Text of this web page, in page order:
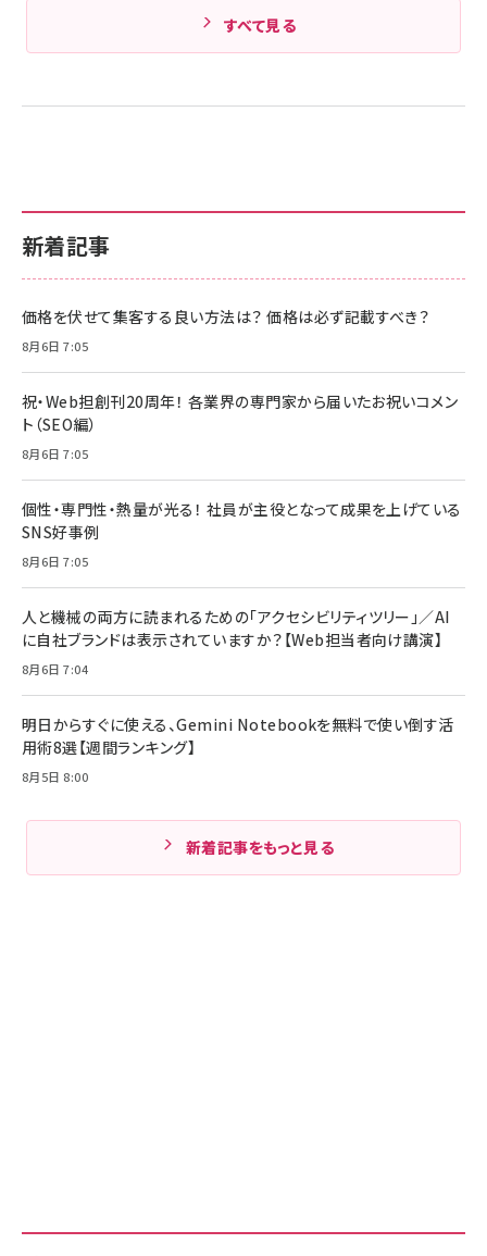
新着記事
価格を伏せて集客する良い方法は？ 価格は必ず記載すべき？
8月6日 7:05
祝・Web担創刊20周年！ 各業界の専門家から届いたお祝いコメン
ト（SEO編）
8月6日 7:05
個性・専門性・熱量が光る！ 社員が主役となって成果を上げている
SNS好事例
8月6日 7:05
人と機械の両方に読まれるための「アクセシビリティツリー」／AI
に自社ブランドは表示されていますか？【Web担当者向け講演】
8月6日 7:04
明日からすぐに使える、Gemini Notebookを無料で使い倒す活
用術8選【週間ランキング】
8月5日 8:00
新着記事をもっと見る
すべて見る